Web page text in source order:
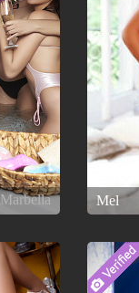
Marbella Mel